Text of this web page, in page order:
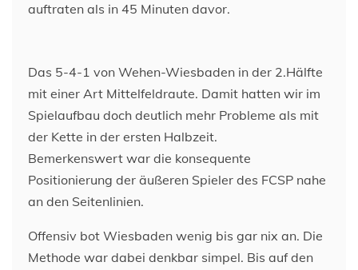
auftraten als in 45 Minuten davor.
Das 5-4-1 von Wehen-Wiesbaden in der 2.Hälfte
mit einer Art Mittelfeldraute. Damit hatten wir im
Spielaufbau doch deutlich mehr Probleme als mit
der Kette in der ersten Halbzeit.
Bemerkenswert war die konsequente
Positionierung der äußeren Spieler des FCSP nahe
an den Seitenlinien.
Offensiv bot Wiesbaden wenig bis gar nix an. Die
Methode war dabei denkbar simpel. Bis auf den